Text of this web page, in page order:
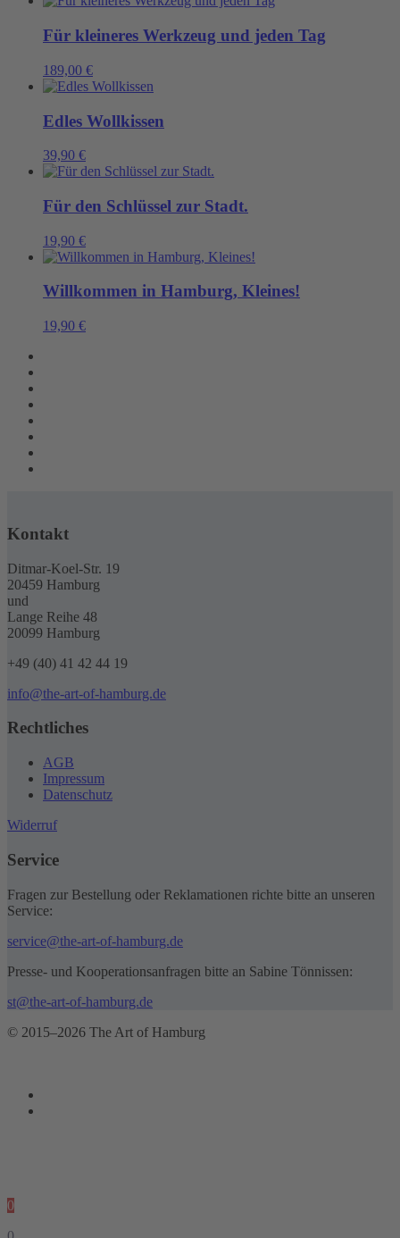
Für kleineres Werkzeug und jeden Tag
189,00 €
Edles Wollkissen
39,90 €
Für den Schlüssel zur Stadt.
19,90 €
Willkommen in Hamburg, Kleines!
19,90 €
Kontakt
Ditmar-Koel-Str. 19
20459 Hamburg
und
Lange Reihe 48
20099 Hamburg
+49 (40) 41 42 44 19
info@the-art-of-hamburg.de
Rechtliches
AGB
Impressum
Datenschutz
Widerruf
Service
Fragen zur Bestellung oder Reklamationen richte bitte an unseren
Service:
service@the-art-of-hamburg.de
Presse- und Kooperationsanfragen bitte an Sabine Tönnissen:
st@the-art-of-hamburg.de
© 2015–2026 The Art of Hamburg
0